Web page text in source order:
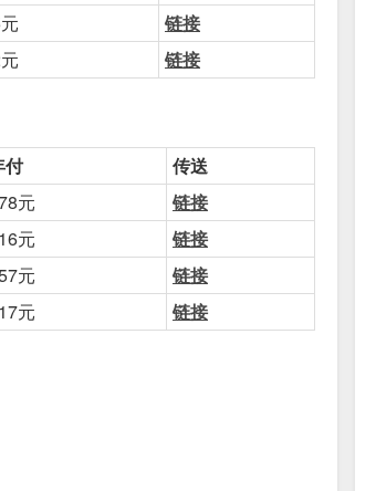
链接
链接
付
传送
元
链接
元
链接
元
链接
元
链接